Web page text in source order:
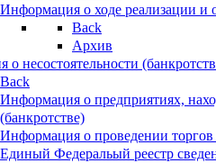
Информация о ходе реализации
Back
Архив
несостоятельности
Back
Информация о предприятиях,
(банкротстве)
Информация о проведении
Единый Федеральый реестр